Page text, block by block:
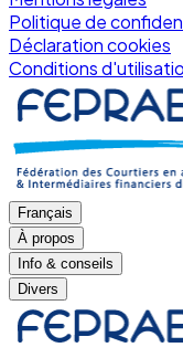
Politique de
Déclaration cookies
Conditions
Français
À propos
Info & conseils
Divers